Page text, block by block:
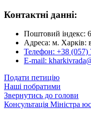
Контактні данні:
Поштовий індекс:
Адреса: м. Харків:
Телефон: +38 (057)
E-mail:
Подати петицію
Наші побратими
Звернутись до голови
Консультація Міністра